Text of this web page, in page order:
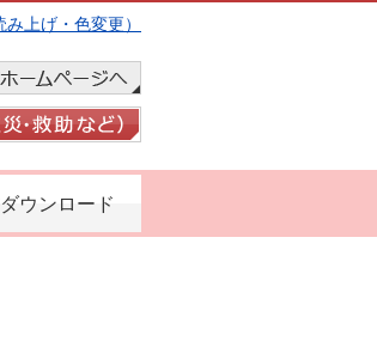
上げ・色変更）
ウンロード